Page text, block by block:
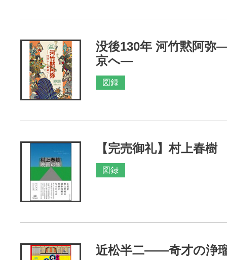
没後130年 河竹黙阿弥
京へ―
図録
【完売御礼】村上春
図録
近松半二――奇才の浄